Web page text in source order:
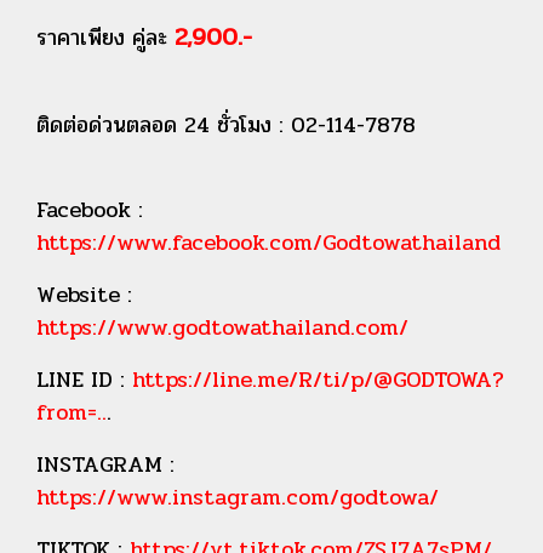
ราคาเพียง คู่ละ 2,900.-
ติดต่อด่วนตลอด 24 ชั่วโมง : 02-114-7878
Facebook :
https://www.facebook.com/Godtowathailand
Website :
https://www.godtowathailand.com/
LINE ID : https://line.me/R/ti/p/@GODTOWA?
from=...
INSTAGRAM :
https://www.instagram.com/godtowa/